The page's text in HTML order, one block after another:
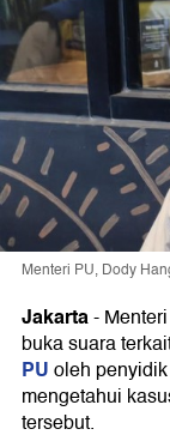
Menteri PU, Dody
Jakarta-
buka suara
PUoleh
mengetahui
tersebut.